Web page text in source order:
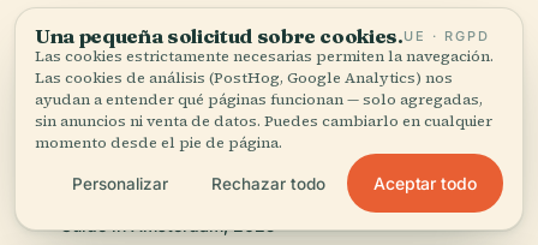
De Kleine Komedie Amsterdam: Visiting Hours, Tickets,
and What to Expect, 2025, Mint Notion
De Kleine Komedie Visiting Hours, Tickets, and Visitor
Guide in Amsterdam, 2025
Una pequeña solicitud sobre cookies.UE · RGPD
Las cookies estrictamente necesarias permiten la navegación.
Las cookies de análisis (PostHog, Google Analytics) nos
ayudan a entender qué páginas funcionan — solo agregadas,
sin anuncios ni venta de datos. Puedes cambiarlo en cualquier
momento desde el pie de página.
Personalizar Rechazar todo Aceptar todo